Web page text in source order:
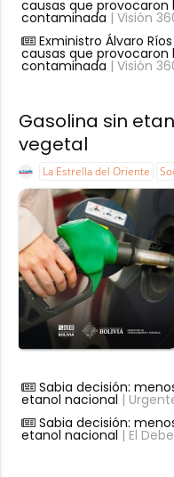
causas que provocaron
contaminada | Visión
Exministro Álvaro
causas que provocaron
contaminada | Visión
Gasolina sin
vegetal
La Estrella del Oriente
Sabia decisión:
etanol nacional |
Sabia decisión:
etanol nacional | El